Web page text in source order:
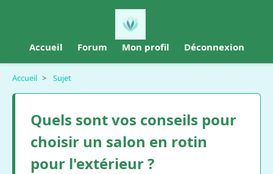
Accueil Forum Mon profil Déconnexion
Accueil > Sujet
Quels sont vos conseils pour
choisir un salon en rotin
pour l'extérieur ?